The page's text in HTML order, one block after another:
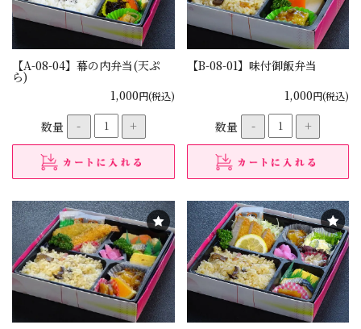
【A-08-04】幕の内弁当(天ぷ
ら)
1,000円(税込)
数量 - +
【B-08-01】味付御飯弁当
1,000円(税込)
数量 - +